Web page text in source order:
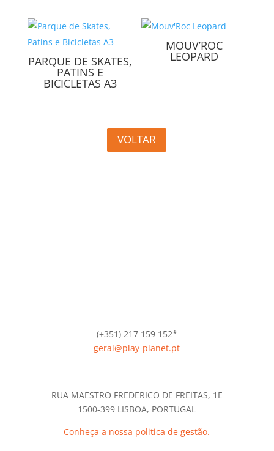
PARQUE DE SKATES,
PATINS E
BICICLETAS A3
MOUV’ROC
LEOPARD
VOLTAR
(+351) 217 159 152*
geral@play-planet.pt
RUA MAESTRO FREDERICO DE FREITAS, 1E
1500-399 LISBOA, PORTUGAL
Conheça a nossa politica de gestão.